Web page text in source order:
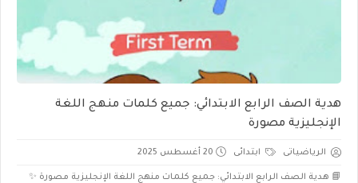
هدية الصف الرابع الابتدائي: جميع كلمات منهج اللغة
الإنجليزية مصورة
الرياضياتى ابتدائى 20 أغسطس 2025
📘 هدية الصف الرابع الابتدائي: جميع كلمات منهج اللغة الإنجليزية مصورة ✨